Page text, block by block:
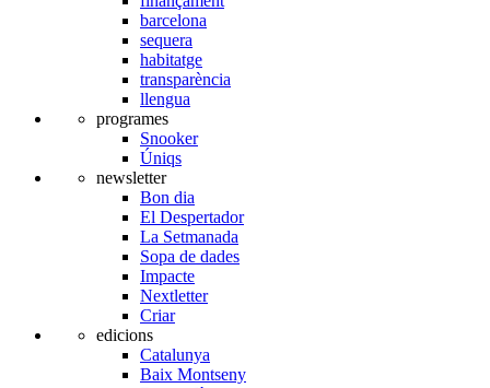
barcelona
sequera
habitatge
transparència
llengua
programes
Snooker
Úniqs
newsletter
Bon dia
El Despertador
La Setmanada
Sopa de dades
Impacte
Nextletter
Criar
edicions
Catalunya
Baix Montseny